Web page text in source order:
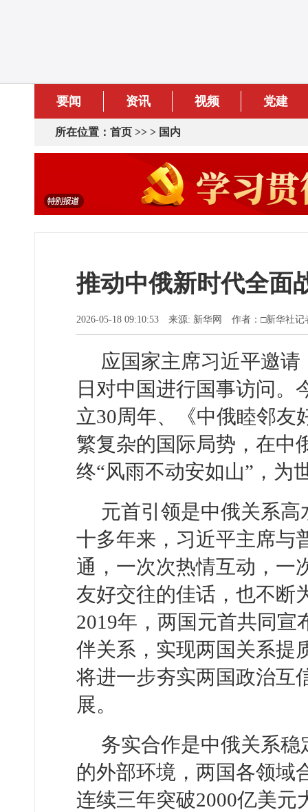
要闻 资讯 视频 党建
所在位置： 首页 >> > 国内
推动中俄新时代全面
2026-05-18 09:10:53 来源: 新华网 作者：□新华社记
应国家主席习近平邀
日对中国进行国事访问。
立30周年、《中俄睦邻友
繁复杂的国际局势，在中
终“风雨不动安如山”，为
元首引领是中俄关系
十多年来，习近平主席与
通，一次次热情互动，一
友好交往的佳话，也不断
2019年，两国元首共同
伴关系，实现两国关系提
将进一步夯实两国政治互
展。
务实合作是中俄关系
的外部环境，两国各领域
连续三年突破2000亿美